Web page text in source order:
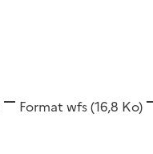
Format wfs(16,8 Ko)